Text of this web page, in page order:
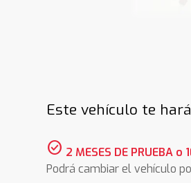
Este vehículo te
check_circle 2 MESES DE PRUEBA o
Podrá cambiar el vehículo